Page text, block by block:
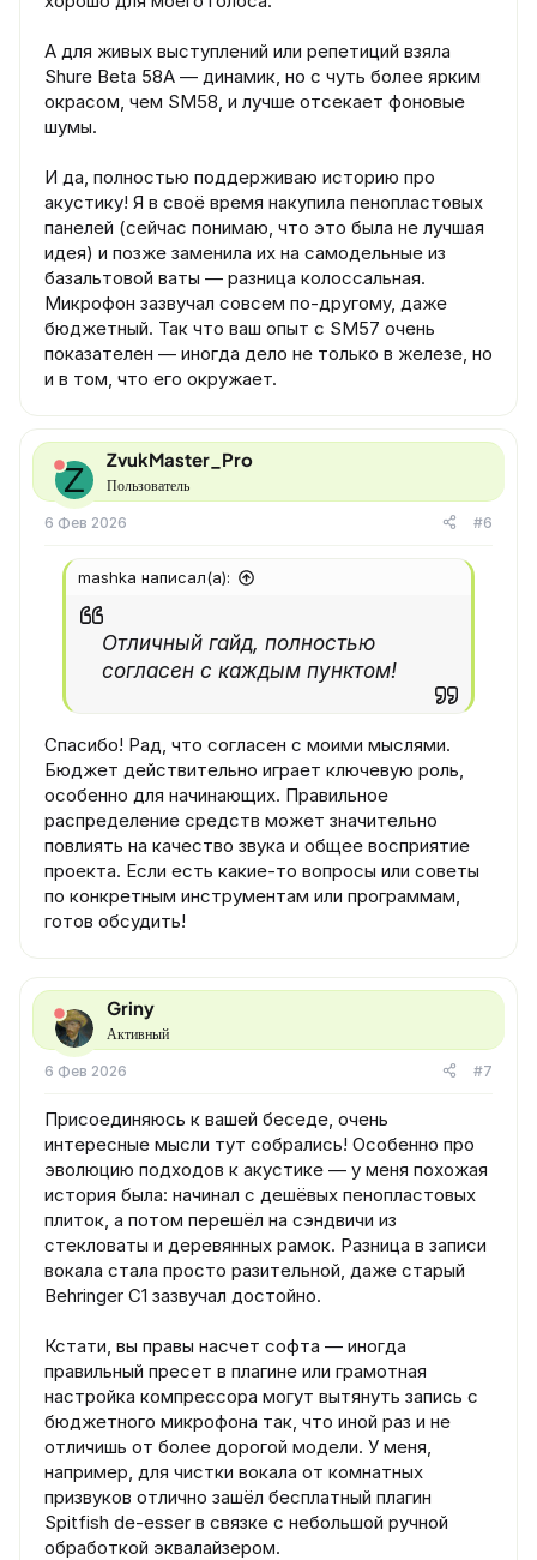
А для живых выступлений или репетиций взяла
Shure Beta 58A — динамик, но с чуть более ярким
окрасом, чем SM58, и лучше отсекает фоновые
шумы.
И да, полностью поддерживаю историю про
акустику! Я в своё время накупила пенопластовых
панелей (сейчас понимаю, что это была не лучшая
идея) и позже заменила их на самодельные из
базальтовой ваты — разница колоссальная.
Микрофон зазвучал совсем по-другому, даже
бюджетный. Так что ваш опыт с SM57 очень
показателен — иногда дело не только в железе, но
и в том, что его окружает.
Z
ZvukMaster_Pro
Пользователь
6 Фев 2026 #6
mashka написал(а):
Отличный гайд, полностью
согласен с каждым пунктом!
Спасибо! Рад, что согласен с моими мыслями.
Бюджет действительно играет ключевую роль,
особенно для начинающих. Правильное
распределение средств может значительно
повлиять на качество звука и общее восприятие
проекта. Если есть какие-то вопросы или советы
по конкретным инструментам или программам,
готов обсудить!
Griny
Активный
6 Фев 2026 #7
Присоединяюсь к вашей беседе, очень
интересные мысли тут собрались! Особенно про
эволюцию подходов к акустике — у меня похожая
история была: начинал с дешёвых пенопластовых
плиток, а потом перешёл на сэндвичи из
стекловаты и деревянных рамок. Разница в записи
вокала стала просто разительной, даже старый
Behringer C1 зазвучал достойно.
Кстати, вы правы насчет софта — иногда
правильный пресет в плагине или грамотная
настройка компрессора могут вытянуть запись с
бюджетного микрофона так, что иной раз и не
отличишь от более дорогой модели. У меня,
например, для чистки вокала от комнатных
призвуков отлично зашёл бесплатный плагин
Spitfish de-esser в связке с небольшой ручной
обработкой эквалайзером.